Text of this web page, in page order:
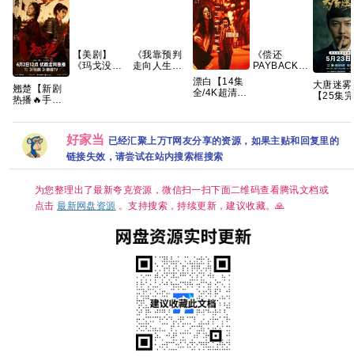
翘楚【新剧
热播🔥手慢
集/4K超清60
帧+高码臻彩
HDR】 【陈
都灵、周翊
然｜古装/权
【美剧】
《玛戈没钱
幕】【8集
全】
【14.5G】
《我靠预判
走向人生巅
盘
漂白【14集
全/4K超清中
｜刑侦/犯
罪】百度
《偿还
PAYBACK》
大唐迷雾
【25集完
好家当 已经汇聚上万T网友分享的资源，如果主贴和回复里的
链接失效，请尝试在站内搜索框搜索
为您整理出了最新夸克资源，微信扫一扫下面二维码查看腾讯文档或
点击最新网盘资源 。支持搜索，持续更新，建议收藏。🙏